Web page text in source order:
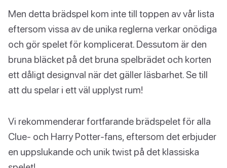
Men detta brädspel kom inte till toppen av vår lista
eftersom vissa av de unika reglerna verkar onödiga
och gör spelet för komplicerat. Dessutom är den
bruna bläcket på det bruna spelbrädet och korten
ett dåligt designval när det gäller läsbarhet. Se till
att du spelar i ett väl upplyst rum!
Vi rekommenderar fortfarande brädspelet för alla
Clue- och Harry Potter-fans, eftersom det erbjuder
en uppslukande och unik twist på det klassiska